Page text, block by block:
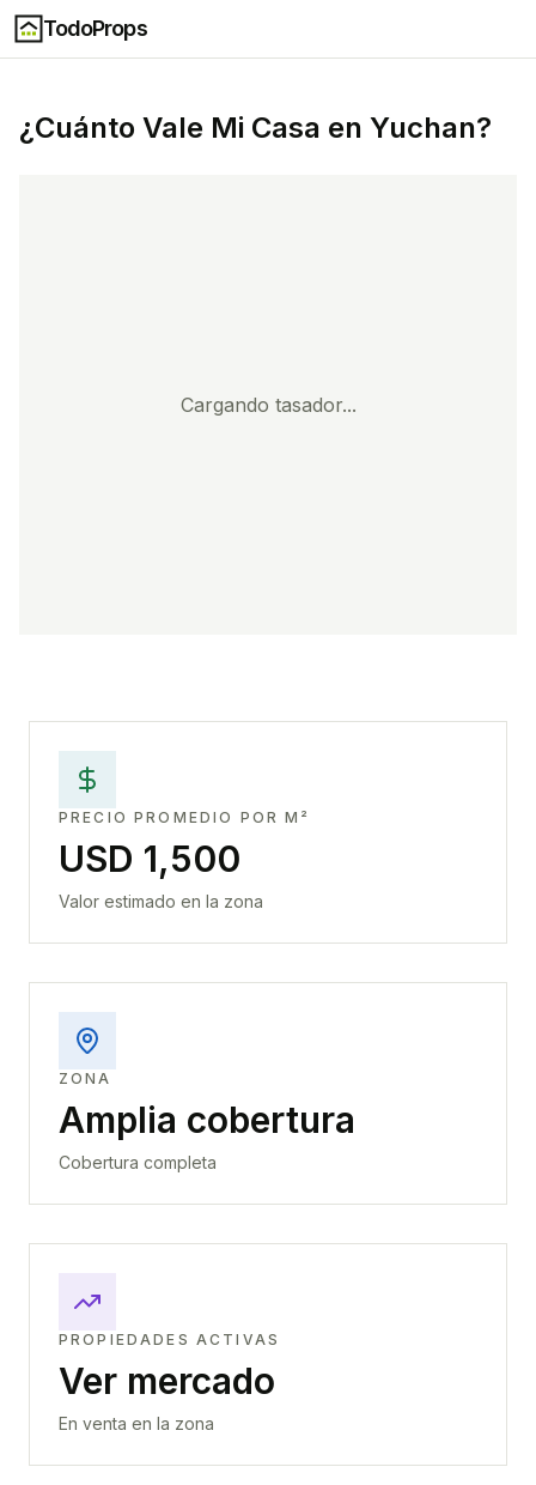
TodoProps
¿Cuánto Vale Mi Casa en Yuchan?
Cargando tasador...
PRECIO PROMEDIO POR M²
USD 1,500
Valor estimado en la zona
ZONA
Amplia cobertura
Cobertura completa
PROPIEDADES ACTIVAS
Ver mercado
En venta en la zona